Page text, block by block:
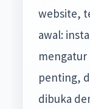
website,
awal:
penting,
dibuka